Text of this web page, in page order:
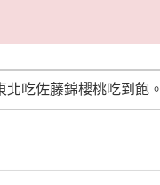
北吃佐藤錦櫻桃吃到飽。